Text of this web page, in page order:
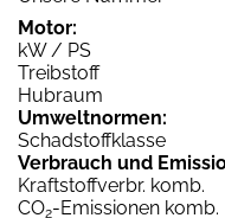
Motor:
kW / PS
Treibstoff
Hubraum
Umweltnormen:
Schadstoffklasse
Verbrauch und
Kraftstoffverbr. komb.
CO2-Emissionen komb.